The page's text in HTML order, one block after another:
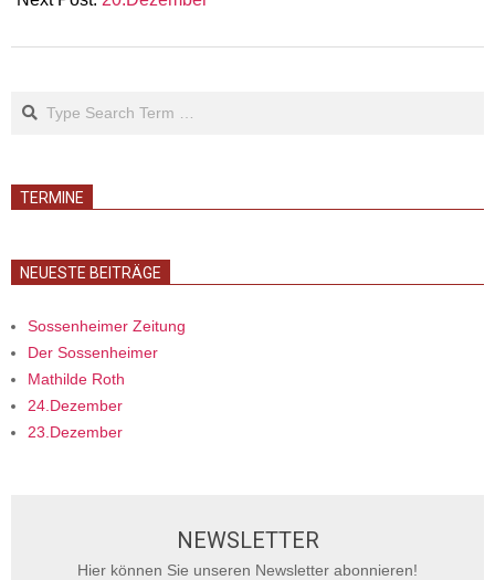
TERMINE
NEUESTE BEITRÄGE
Sossenheimer Zeitung
Der Sossenheimer
Mathilde Roth
24.Dezember
23.Dezember
NEWSLETTER
Hier können Sie unseren Newsletter abonnieren!